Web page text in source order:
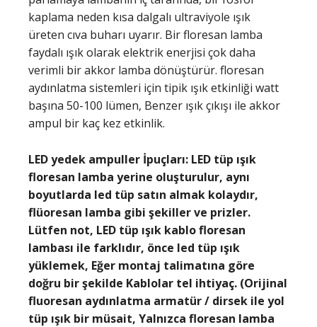
kaplama neden kısa dalgalı ultraviyole ışık
üreten cıva buharı uyarır. Bir floresan lamba
faydalı ışık olarak elektrik enerjisi çok daha
verimli bir akkor lamba dönüştürür. floresan
aydınlatma sistemleri için tipik ışık etkinliği watt
başına 50-100 lümen, Benzer ışık çıkışı ile akkor
ampul bir kaç kez etkinlik.
LED yedek ampuller İpuçları: LED tüp ışık
floresan lamba yerine oluşturulur, aynı
boyutlarda led tüp satın almak kolaydır,
flüoresan lamba gibi şekiller ve prizler.
Lütfen not, LED tüp ışık kablo floresan
lambası ile farklıdır, önce led tüp ışık
yüklemek, Eğer montaj talimatına göre
doğru bir şekilde Kablolar tel ihtiyaç. (Orijinal
fluoresan aydınlatma armatür / dirsek ile yol
tüp ışık bir müsait, Yalnızca floresan lamba